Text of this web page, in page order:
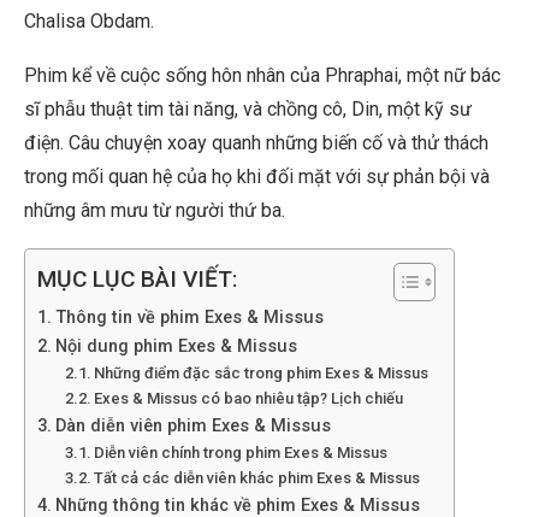
Chalisa Obdam.
Phim kể về cuộc sống hôn nhân của Phraphai, một nữ bác
sĩ phẫu thuật tim tài năng, và chồng cô, Din, một kỹ sư
điện. Câu chuyện xoay quanh những biến cố và thử thách
trong mối quan hệ của họ khi đối mặt với sự phản bội và
những âm mưu từ người thứ ba.
MỤC LỤC BÀI VIẾT:
Thông tin về phim Exes & Missus
Nội dung phim Exes & Missus
Những điểm đặc sắc trong phim Exes & Missus
Exes & Missus có bao nhiêu tập? Lịch chiếu
Dàn diễn viên phim Exes & Missus
Diễn viên chính trong phim Exes & Missus
Tất cả các diễn viên khác phim Exes & Missus
Những thông tin khác về phim Exes & Missus